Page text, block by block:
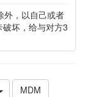
，以自己或者
坏，给与对方3
MDM